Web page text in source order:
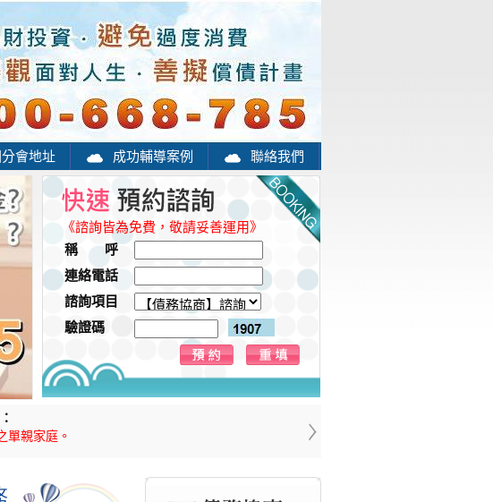
會地址 成功輔導案例 聯絡我們
《諮詢皆為免費，敬請妥善運用》
稱 呼
連絡電話
諮詢項目
驗證碼
親家庭。